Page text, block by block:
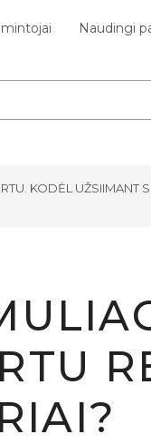
Naudingi
KODĖL UŽSIIMANT